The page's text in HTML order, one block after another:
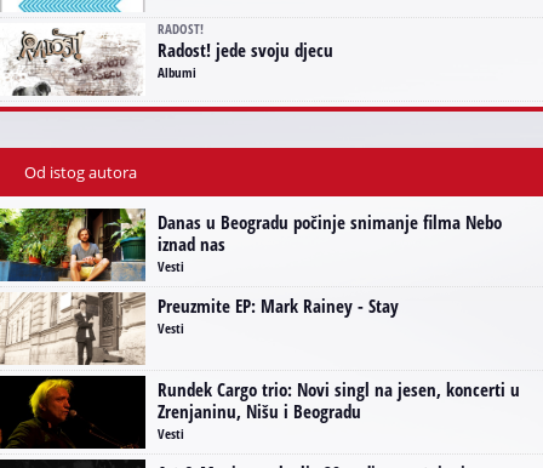
RADOST!
Radost! jede svoju djecu
Albumi
Od istog autora
Danas u Beogradu počinje snimanje filma Nebo
iznad nas
Vesti
Preuzmite EP: Mark Rainey - Stay
Vesti
Rundek Cargo trio: Novi singl na jesen, koncerti u
Zrenjaninu, Nišu i Beogradu
Vesti